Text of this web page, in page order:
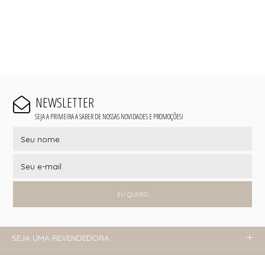
NEWSLETTER
SEJA A PRIMEIRA A SABER DE NOSSAS NOVIDADES E PROMOÇÕES!
EU QUERO
SEJA UMA REVENDEDORA